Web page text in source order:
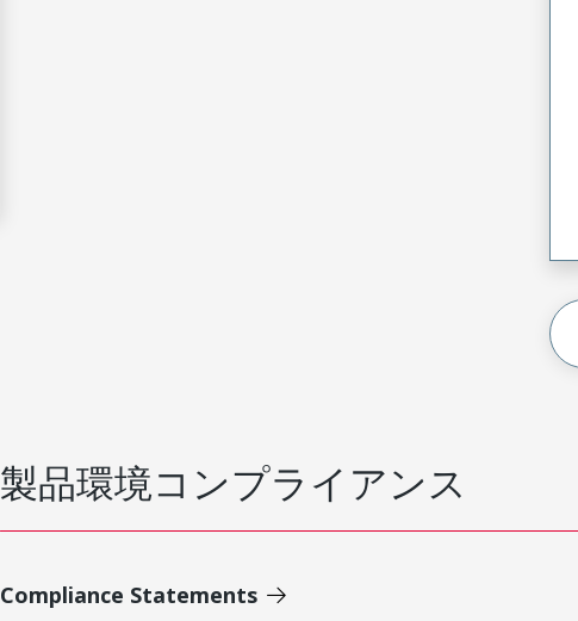
製品環境コンプライアンス
Compliance Statements